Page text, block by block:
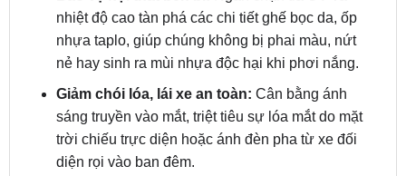
bạn và gia đình khỏi nguy cơ đen sạm, tàn
nhang hay các bệnh lý về da.
Bảo vệ nội thất bền bỉ:Ngăn chặn tia UV và
nhiệt độ cao tàn phá các chi tiết ghế bọc da, ốp
nhựa taplo, giúp chúng không bị phai màu, nứt
nẻ hay sinh ra mùi nhựa độc hại khi phơi nắng.
Giảm chói lóa, lái xe an toàn: